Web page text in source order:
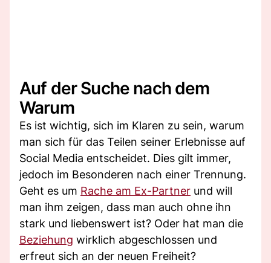
Auf der Suche nach dem
Warum
Es ist wichtig, sich im Klaren zu sein, warum
man sich für das Teilen seiner Erlebnisse auf
Social Media entscheidet. Dies gilt immer,
jedoch im Besonderen nach einer Trennung.
Geht es um Rache am Ex-Partner und will
man ihm zeigen, dass man auch ohne ihn
stark und liebenswert ist? Oder hat man die
Beziehung wirklich abgeschlossen und
erfreut sich an der neuen Freiheit?